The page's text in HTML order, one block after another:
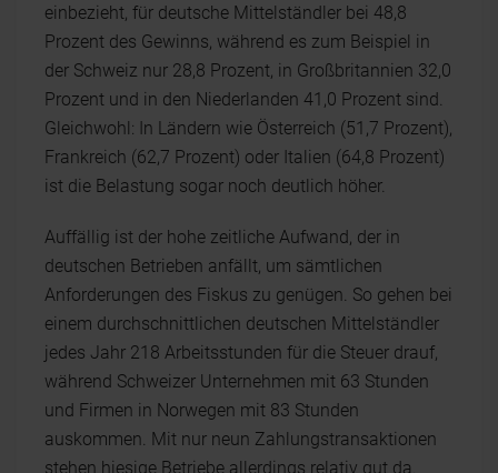
einbezieht, für deutsche Mittelständler bei 48,8
Prozent des Gewinns, während es zum Beispiel in
der Schweiz nur 28,8 Prozent, in Großbritannien 32,0
Prozent und in den Niederlanden 41,0 Prozent sind.
Gleichwohl: In Ländern wie Österreich (51,7 Prozent),
Frankreich (62,7 Prozent) oder Italien (64,8 Prozent)
ist die Belastung sogar noch deutlich höher.
Auffällig ist der hohe zeitliche Aufwand, der in
deutschen Betrieben anfällt, um sämtlichen
Anforderungen des Fiskus zu genügen. So gehen bei
einem durchschnittlichen deutschen Mittelständler
jedes Jahr 218 Arbeitsstunden für die Steuer drauf,
während Schweizer Unternehmen mit 63 Stunden
und Firmen in Norwegen mit 83 Stunden
auskommen. Mit nur neun Zahlungstransaktionen
stehen hiesige Betriebe allerdings relativ gut da.